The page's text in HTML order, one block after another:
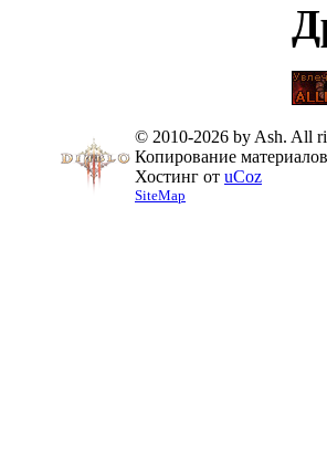
© 2010-2026 by Ash. All
Копирование
Хостинг от uCoz
SiteMap